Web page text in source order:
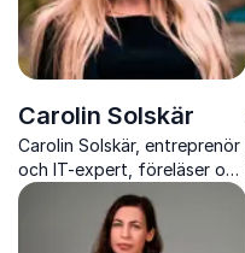
Carolin Solskär
Carolin Solskär, entreprenör
och IT-expert, föreläser om
teknologi, innovation och
samarbete mellan
generationer på framtidens